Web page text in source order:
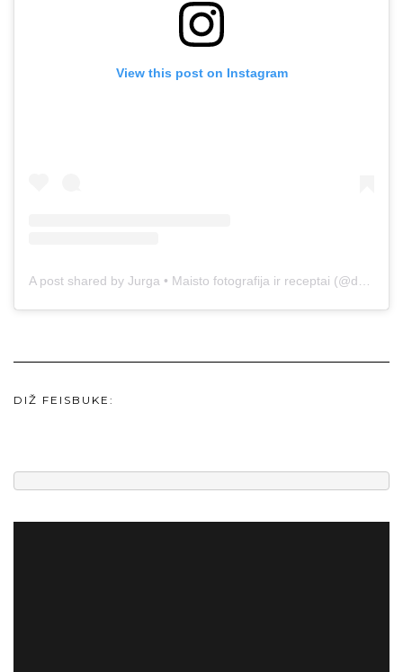
View this post on Instagram
DIŽ FEISBUKE: